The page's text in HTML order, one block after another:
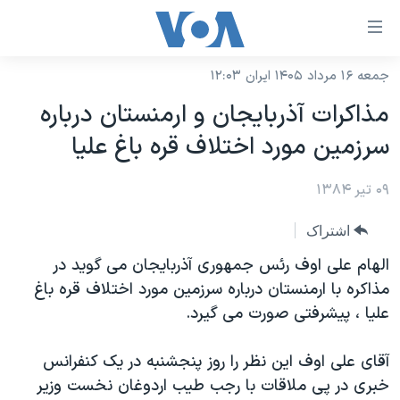
لینکهای
دسترسی
جهش
محتوای
اصلی
جهش
صفحه
اصلی
جهش
به
جستجو
نسخه سبک وب‌سایت
موضوع ها
ایران
آمریکا
جهان
ورزشی
گزیده‌ها
ویژه برنامه‌ها
ویدیوها
برنامه های تلویزیونی
جدول برنامه ها
صفحه‌های ویژه
جام جهانی ۲۰۲۶
عملیات خشم حماسی
بایگانی برنامه‌های تلویزیونی
فرکانس‌های صدای آمریکا
پخش رادیویی
یادگیری زبان انگلیسی
جمعه ۱۶ مرداد ۱۴۰۵ ایران ۱۲:۰۳
مذاکرات آذربايجان و ارمنستان درباره
سرزمين مورد اختلاف قره باغ عليا
۰۹ تیر ۱۳۸۴
اشتراک
الهام علی اوف رئس جمهوری آذربايجان می گويد در
مذاکره با ارمنستان درباره سرزمين مورد اختلاف قره باغ
عليا ، پيشرفتی صورت می گيرد.
آقای علی اوف اين نظر را روز پنجشنبه در يک کنفرانس
خبری در پی ملاقات با رجب طيب اردوغان نخست وزير